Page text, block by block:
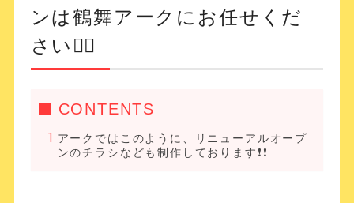
ンは鶴舞アークにお任せくだ
さい🙇‍♀️
CONTENTS
アークではこのように、リニューアルオープ
ンのチラシなども制作しております❗️❗️